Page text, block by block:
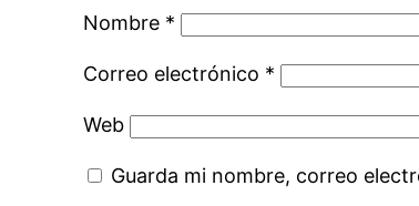
Nombre *
Correo electrónico *
Web
Guarda mi nombre, correo